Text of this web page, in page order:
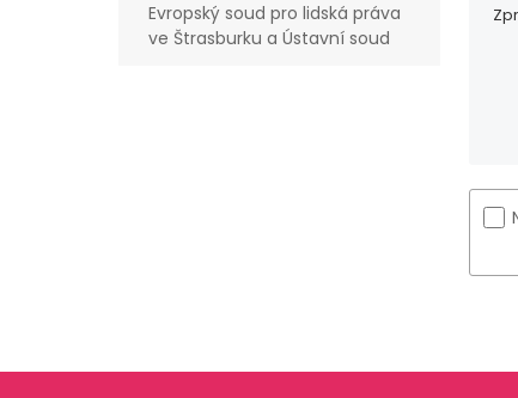
Evropský soud pro lidská práva
ve Štrasburku a Ústavní soud